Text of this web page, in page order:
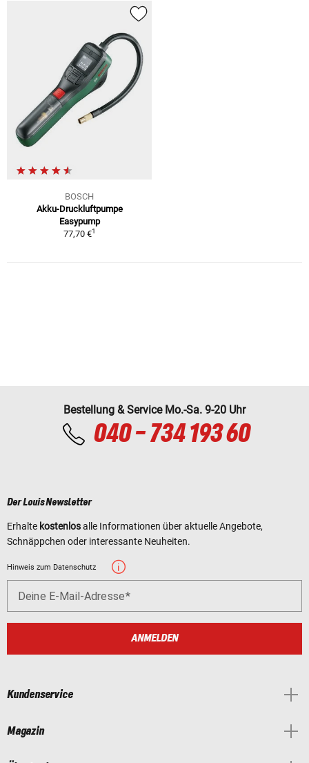
BOSCH
Akku-Druckluftpumpe
Easypump
77,70 €1
Bestellung & Service Mo.-Sa. 9-20 Uhr
040 - 734 193 60
Der Louis Newsletter
Erhalte kostenlosalle Informationen über aktuelle Angebote,
Schnäppchen oder interessante Neuheiten.
Hinweis zum Datenschutz
Deine E-Mail-Adresse
ANMELDEN
Kundenservice
Magazin